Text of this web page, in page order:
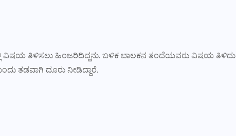
ತಿಳಿಸಲು ಹಿಂಜರಿದಿದ್ದನು. ಬಳಿಕ ಬಾಲಕನ ತಂದೆಯವರು ವಿಷಯ ತಿಳಿದು
ತಡವಾಗಿ ದೂರು ನೀಡಿದ್ದಾರೆ.